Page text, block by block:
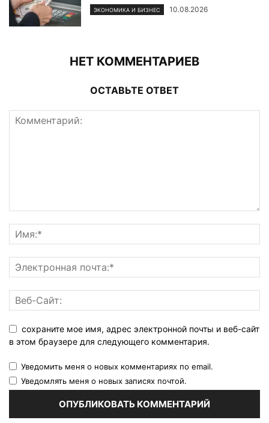
ЭКОНОМИКА И БИЗНЕС 10.08.2026
НЕТ КОММЕНТАРИЕВ
ОСТАВЬТЕ ОТВЕТ
сохраните мое имя, адрес электронной почты и веб-сайт
в этом браузере для следующего комментария.
Уведомить меня о новых комментариях по email.
Уведомлять меня о новых записях почтой.